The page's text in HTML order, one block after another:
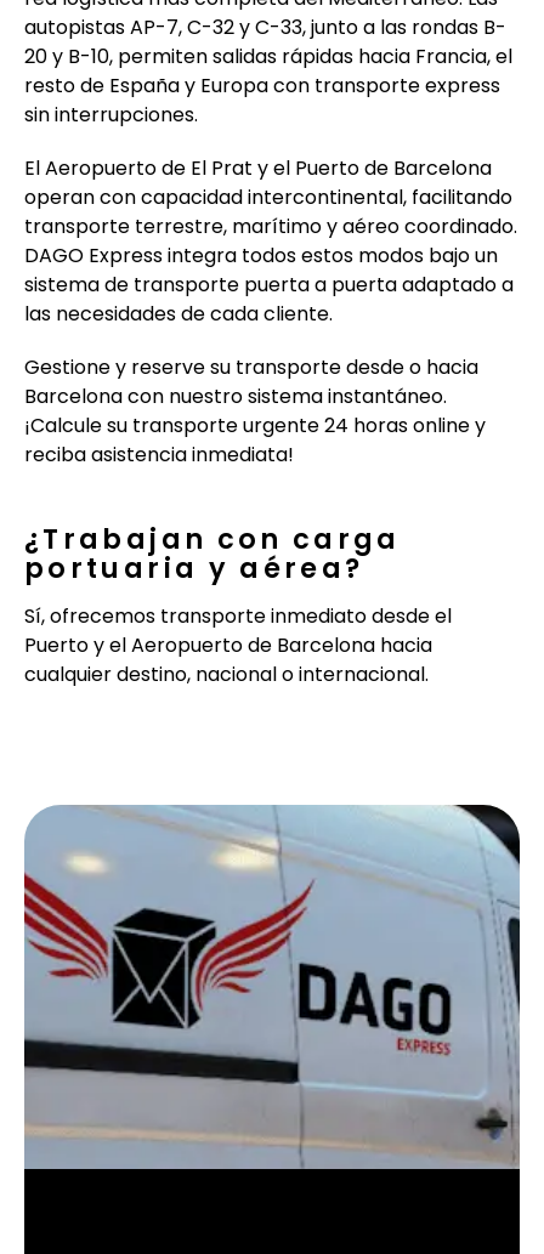
autopistas AP-7, C-32 y C-33, junto a las rondas B-
20 y B-10, permiten salidas rápidas hacia Francia, el
resto de España y Europa con transporte express
sin interrupciones.
El Aeropuerto de El Prat y el Puerto de Barcelona
operan con capacidad intercontinental, facilitando
transporte terrestre, marítimo y aéreo coordinado.
DAGO Express integra todos estos modos bajo un
sistema de transporte puerta a puerta adaptado a
las necesidades de cada cliente.
Gestione y reserve su transporte desde o hacia
Barcelona con nuestro sistema instantáneo.
¡Calcule su transporte urgente 24 horas online y
reciba asistencia inmediata!
¿Trabajan con carga
portuaria y aérea?
Sí, ofrecemos transporte inmediato desde el
Puerto y el Aeropuerto de Barcelona hacia
cualquier destino, nacional o internacional.